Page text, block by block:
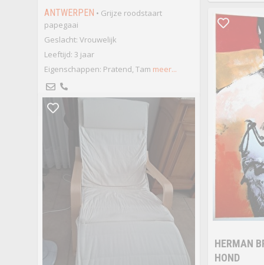
ANTWERPEN • Grijze roodstaart
papegaai
Geslacht: Vrouwelijk
Leeftijd: 3 jaar
Eigenschappen: Pratend, Tam meer...
HERMAN
HOND